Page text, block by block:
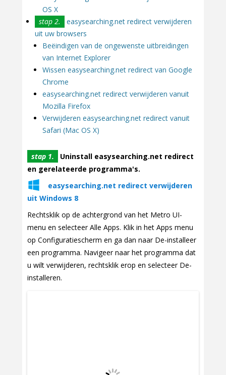
OS X
stap 2.
easysearching.net redirect verwijderen
uit uw browsers
Beëindigen van de ongewenste uitbreidingen
van Internet Explorer
Wissen easysearching.net redirect van Google
Chrome
easysearching.net redirect verwijderen vanuit
Mozilla Firefox
Verwijderen easysearching.net redirect vanuit
Safari (Mac OS X)
stap 1.
Uninstall easysearching.net redirect
en gerelateerde programma's.
easysearching.net redirect verwijderen
uit Windows 8
Rechtsklik op de achtergrond van het Metro UI-
menu en selecteer Alle Apps. Klik in het Apps menu
op Configuratiescherm en ga dan naar De-installeer
een programma. Navigeer naar het programma dat
u wilt verwijderen, rechtsklik erop en selecteer De-
installeren.